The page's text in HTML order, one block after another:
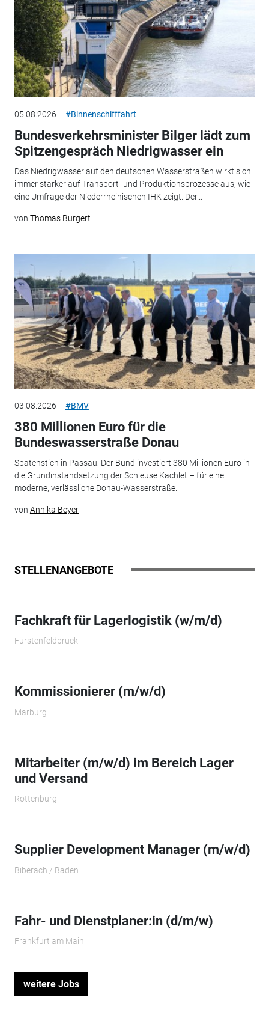
05.08.2026 #Binnenschifffahrt
Bundesverkehrsminister Bilger lädt zum
Spitzengespräch Niedrigwasser ein
Das Niedrigwasser auf den deutschen Wasserstraßen wirkt sich
immer stärker auf Transport- und Produktionsprozesse aus, wie
eine Umfrage der Niederrheinischen IHK zeigt. Der...
von Thomas Burgert
03.08.2026 #BMV
380 Millionen Euro für die
Bundeswasserstraße Donau
Spatenstich in Passau: Der Bund investiert 380 Millionen Euro in
die Grundinstandsetzung der Schleuse Kachlet – für eine
moderne, verlässliche Donau-Wasserstraße.
von Annika Beyer
STELLENANGEBOTE
Fachkraft für Lagerlogistik (w/m/d)
Fürstenfeldbruck
Kommissionierer (m/w/d)
Marburg
Mitarbeiter (m/w/d) im Bereich Lager
und Versand
Rottenburg
Supplier Development Manager (m/w/d)
Biberach / Baden
Fahr- und Dienstplaner:in (d/m/w)
Frankfurt am Main
weitere Jobs